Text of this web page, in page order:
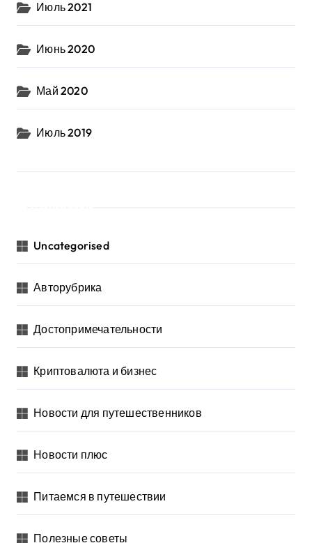
Июль 2021
Июнь 2020
Май 2020
Июль 2019
Uncategorised
Авторубрика
Достопримечательности
Криптовалюта и бизнес
Новости для путешественников
Новости плюс
Питаемся в путешествии
Полезные советы